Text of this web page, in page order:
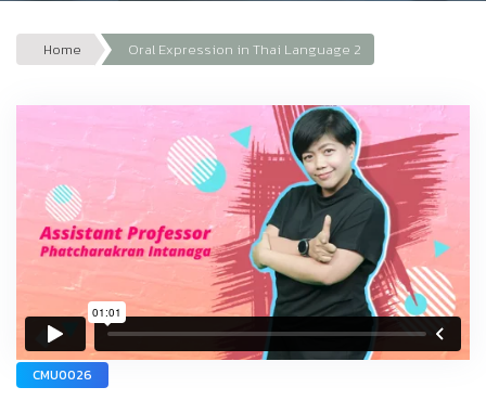
Home Oral Expression in Thai Language 2
CMU0026